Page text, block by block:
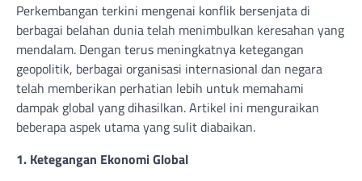
Perkembangan terkini mengenai konflik bersenjata di
berbagai belahan dunia telah menimbulkan keresahan yang
mendalam. Dengan terus meningkatnya ketegangan
geopolitik, berbagai organisasi internasional dan negara
telah memberikan perhatian lebih untuk memahami
dampak global yang dihasilkan. Artikel ini menguraikan
beberapa aspek utama yang sulit diabaikan.
1. Ketegangan Ekonomi Global